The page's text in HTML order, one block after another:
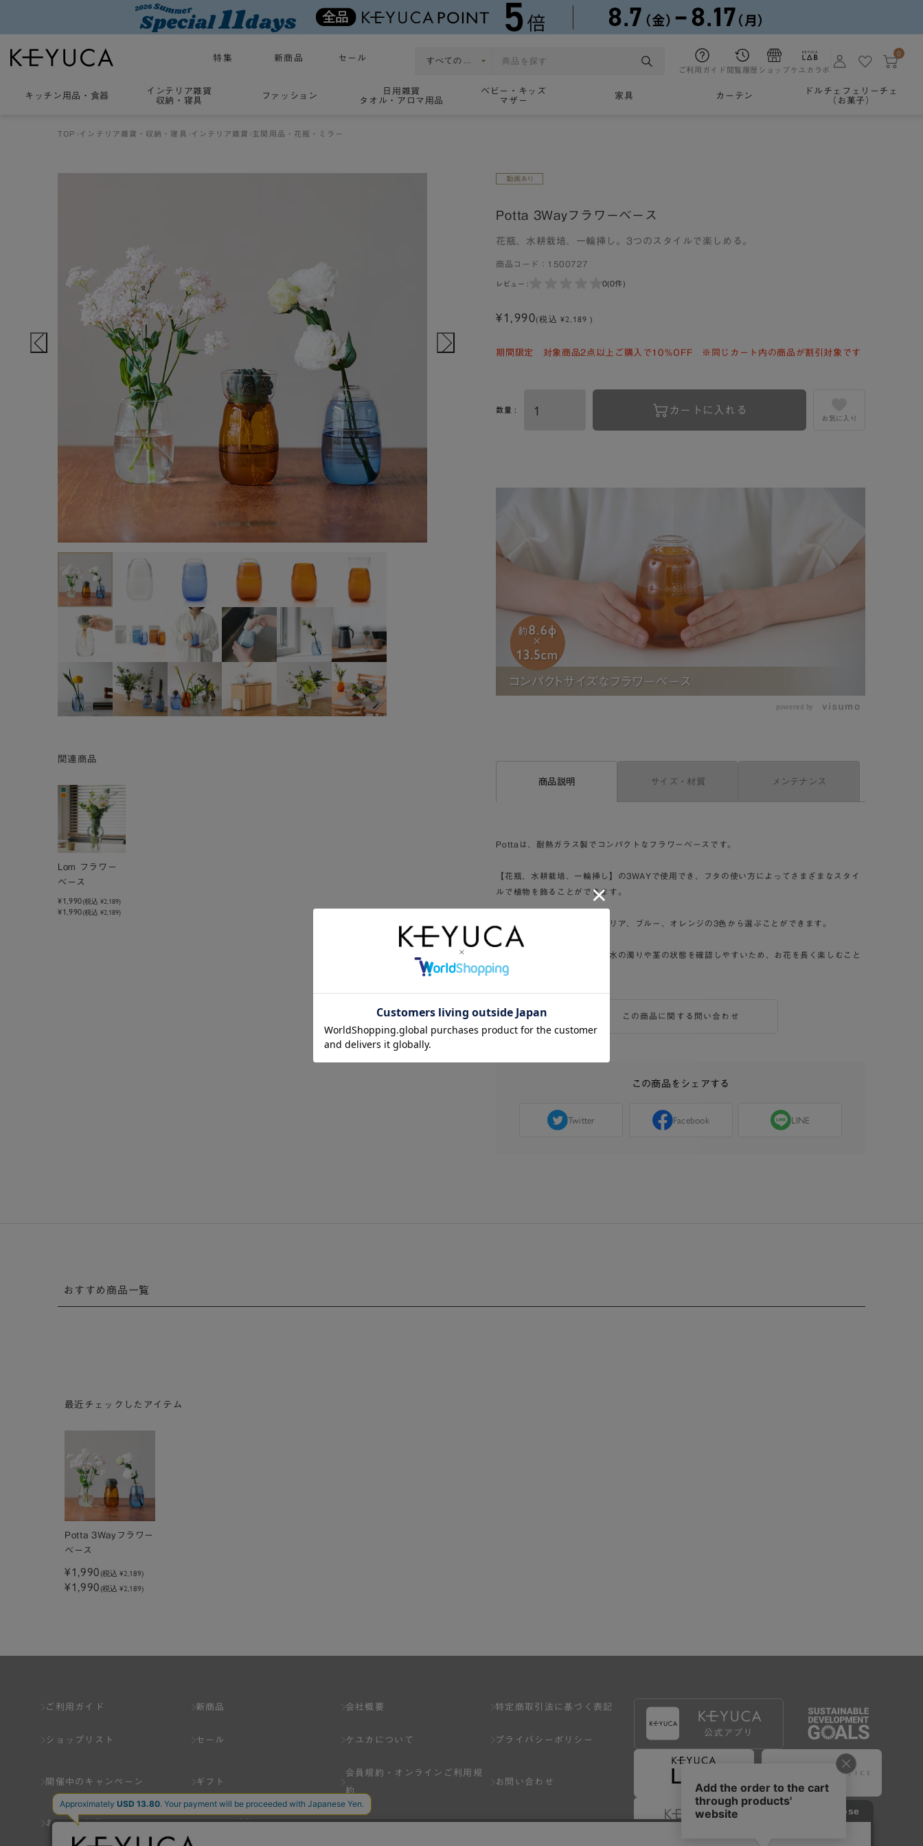
特集 新商品 セール
ご利用ガイド 閲覧履歴 ショップケユカラボ
0
キッチン用品 ・ 食器
インテリア雑貨
収納・寝具
ファッション
日用雑貨
タオル・アロマ用品
ベビー・キッズ
マザー
家具 カーテン
ドルチェフェリーチェ
（お菓子）
TOP インテリア雑貨・収納・寝具 インテリア雑貨 玄関用品・花瓶・ミラー
Potta 3Wayフラワーベース
花瓶、水耕栽培、一輪挿し。3つのスタイルで楽しめる。
商品コード： 1500727
レビュー : 0(0件)
¥1,990(税込 ¥2,189 )
期間限定 対象商品2点以上ご購入で10％OFF ※同じカート内の商品が割引対象です
数量 : カートに入れる
お気に入り
n
/
o
d
5
powered by
商品説明 サイズ・材質 メンテナンス
Pottaは、耐熱ガラス製でコンパクトなフラワーベースです。
【花瓶、水耕栽培、一輪挿し】の3WAYで使用でき、フタの使い方によってさまざまなスタイ
ルで植物を飾ることができます。
丸みのある可愛い形状で、クリア、ブルー、オレンジの3色から選ぶことができます。
口が広くお手入れが簡単で、水の濁りや茎の状態を確認しやすいため、お花を長く楽しむこと
ができます。
この商品に関する問い合わせ
この商品をシェアする
Twitter Facebook LINE
関連商品
Lom フラワー
ベース
¥1,990(税込 ¥2,189)
¥1,990(税込 ¥2,189)
おすすめ商品一覧
最近チェックしたアイテム
Potta 3Wayフラワー
ベース
¥1,990 (税込 ¥2,189)
¥1,990 (税込 ¥2,189)
ご利用ガイド
ショップリスト
開催中のキャンペーン
おすすめ特集
新商品
セール
ギフト
スタッフ募集
会社概要
ケユカについて
会員規約・
オンラインご利用規
約
Q&A
特定商取引法に基づく表記
プライバシーポリシー
お問い合わせ